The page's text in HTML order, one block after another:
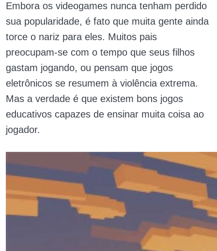
Embora os videogames nunca tenham perdido
sua popularidade, é fato que muita gente ainda
torce o nariz para eles. Muitos pais
preocupam-se com o tempo que seus filhos
gastam jogando, ou pensam que jogos
eletrônicos se resumem à violência extrema.
Mas a verdade é que existem bons jogos
educativos capazes de ensinar muita coisa ao
jogador.